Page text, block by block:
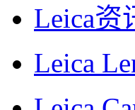
Leica资
Leica